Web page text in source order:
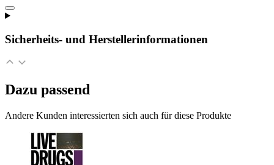
Sicherheits- und Herstellerinformationen
Dazu passend
Andere Kunden interessierten sich auch für diese Produkte